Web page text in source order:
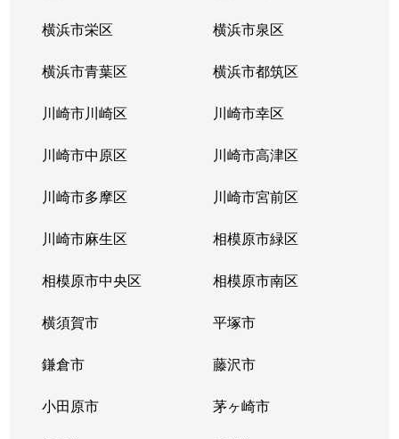
横浜市栄区 横浜市泉区
横浜市青葉区 横浜市都筑区
川崎市川崎区 川崎市幸区
川崎市中原区 川崎市高津区
川崎市多摩区 川崎市宮前区
川崎市麻生区 相模原市緑区
相模原市中央区 相模原市南区
横須賀市 平塚市
鎌倉市 藤沢市
小田原市 茅ヶ崎市